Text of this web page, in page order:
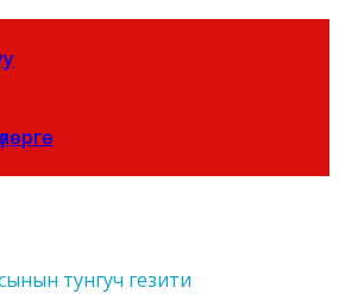
тунгуч гезити